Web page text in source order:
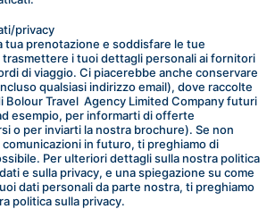
privacy
tua prenotazione e soddisfare le tue
i tuoi dettagli personali ai fornitori
di viaggio. Ci piacerebbe anche conservare
qualsiasi indirizzo email), dove raccolte
Bolour Travel  Agency Limited Company futuri
esempio, per informarti di offerte
o per inviarti la nostra brochure). Se non
in futuro, ti preghiamo di
Per ulteriori dettagli sulla nostra politica
e sulla privacy, e una spiegazione su come
dati personali da parte nostra, ti preghiamo
politica sulla privacy.